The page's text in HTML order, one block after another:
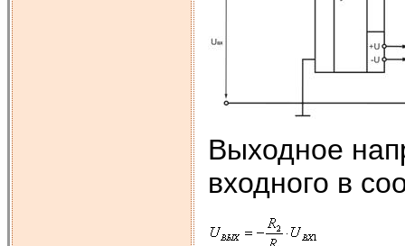
Выходное
входного в